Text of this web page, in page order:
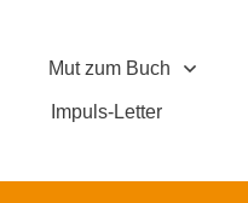
Mut zum Buch
Impuls-Letter